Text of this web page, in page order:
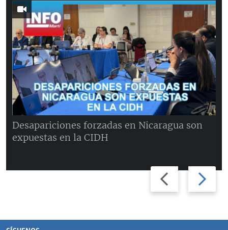
Previous
slide
Next
slide
Desapariciones forzadas en Nicaragua son
expuestas en la CIDH